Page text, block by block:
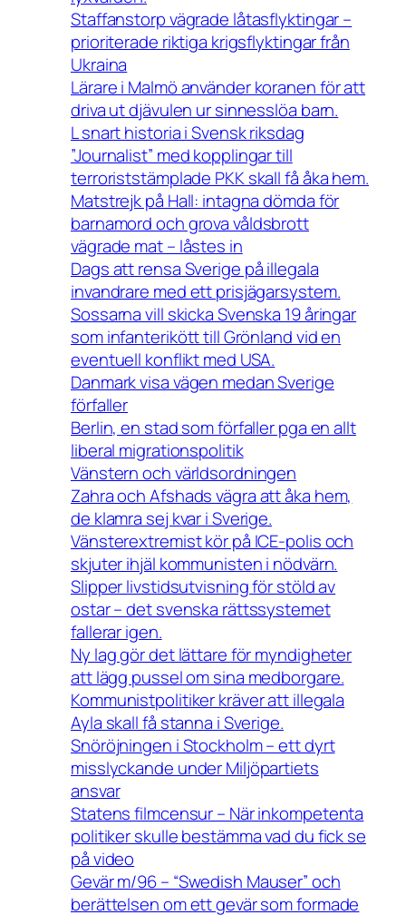
Staffanstorp vägrade låtasflyktingar –
prioriterade riktiga krigsflyktingar från
Ukraina
Lärare i Malmö använder koranen för att
driva ut djävulen ur sinnesslöa barn.
L snart historia i Svensk riksdag
”Journalist” med kopplingar till
terroriststämplade PKK skall få åka hem.
Matstrejk på Hall: intagna dömda för
barnamord och grova våldsbrott
vägrade mat – låstes in
Dags att rensa Sverige på illegala
invandrare med ett prisjägarsystem.
Sossarna vill skicka Svenska 19 åringar
som infanterikött till Grönland vid en
eventuell konflikt med USA.
Danmark visa vägen medan Sverige
förfaller
Berlin, en stad som förfaller pga en allt
liberal migrationspolitik
Vänstern och världsordningen
Zahra och Afshads vägra att åka hem,
de klamra sej kvar i Sverige.
Vänsterextremist kör på ICE-polis och
skjuter ihjäl kommunisten i nödvärn.
Slipper livstidsutvisning för stöld av
ostar – det svenska rättssystemet
fallerar igen.
Ny lag gör det lättare för myndigheter
att lägg pussel om sina medborgare.
Kommunistpolitiker kräver att illegala
Ayla skall få stanna i Sverige.
Snöröjningen i Stockholm – ett dyrt
misslyckande under Miljöpartiets
ansvar
Statens filmcensur – När inkompetenta
politiker skulle bestämma vad du fick se
på video
Gevär m/96 – “Swedish Mauser” och
berättelsen om ett gevär som formade